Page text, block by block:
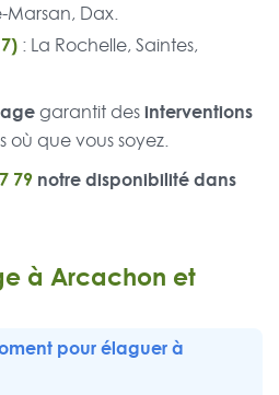
Marsan, Dax.
: La Rochelle, Saintes,
garantit desinterventions
où que vous soyez.
79 notre disponibilité dans
à Arcachon et
pour élaguer à